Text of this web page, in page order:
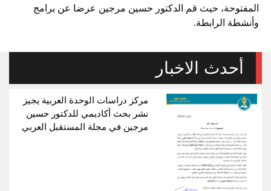
المفتوحة، حيث قم الدكتور حسين مرجين عرضا عن برامج
وأنشطة الرابطة.
أحدث الاخبار
مركز دراسات الوحدة العربية يجيز
نشر بحث أكاديمي للدكتور حسين
مرجين في مجلة المستقبل العربي